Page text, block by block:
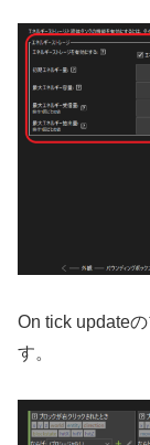
On tick update
す。